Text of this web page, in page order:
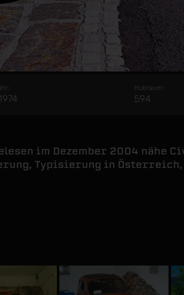
Hubraum:
594
im Dezember 2004 nähe
Typisierung in